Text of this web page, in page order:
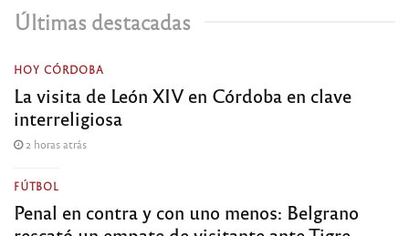
Últimas destacadas
HOY CÓRDOBA
La visita de León XIV en Córdoba en clave
interreligiosa
2 horas atrás
FÚTBOL
Penal en contra y con uno menos: Belgrano